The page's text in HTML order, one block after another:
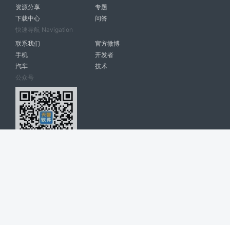
资源分享
专题
下载中心
问答
快速导航 Navigation
联系我们
官方微博
手机
开发者
汽车
技术
公众号